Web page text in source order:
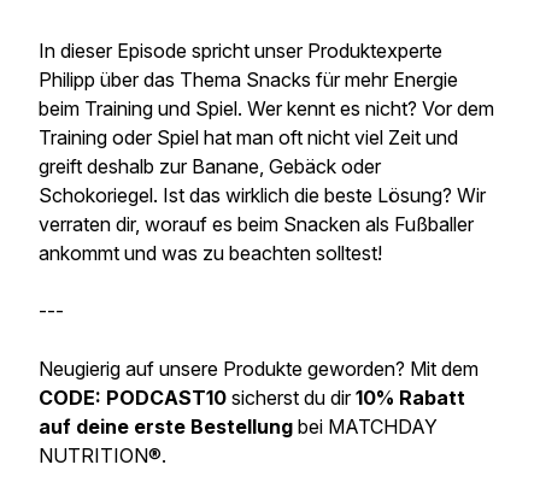
In dieser Episode spricht unser Produktexperte
Philipp über das Thema Snacks für mehr Energie
beim Training und Spiel. Wer kennt es nicht? Vor dem
Training oder Spiel hat man oft nicht viel Zeit und
greift deshalb zur Banane, Gebäck oder
Schokoriegel. Ist das wirklich die beste Lösung? Wir
verraten dir, worauf es beim Snacken als Fußballer
ankommt und was zu beachten solltest!
---
Neugierig auf unsere Produkte geworden? Mit dem
CODE: PODCAST10 sicherst du dir10% Rabatt
auf deine erste Bestellung bei MATCHDAY
NUTRITION®.